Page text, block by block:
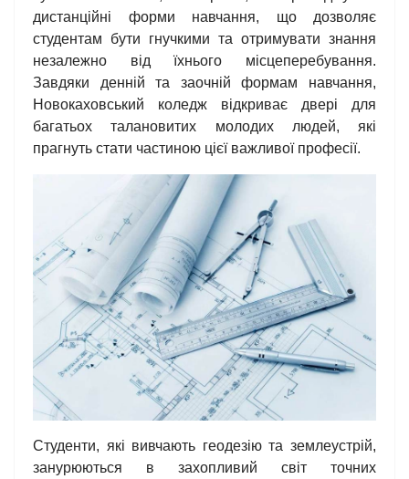
дистанційні форми навчання, що дозволяє
студентам бути гнучкими та отримувати знання
незалежно від їхнього місцеперебування.
Завдяки денній та заочній формам навчання,
Новокаховський коледж відкриває двері для
багатьох талановитих молодих людей, які
прагнуть стати частиною цієї важливої професії.
Студенти, які вивчають геодезію та землеустрій,
занурюються в захопливий світ точних